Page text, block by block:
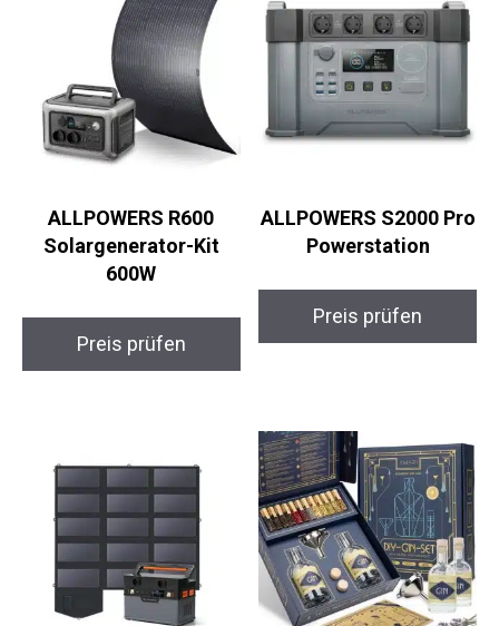
ALLPOWERS R600
Solargenerator-Kit
600W
Preis prüfen
ALLPOWERS S2000 Pro
Powerstation
Preis prüfen